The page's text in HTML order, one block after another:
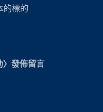
的標的
〉發佈留言